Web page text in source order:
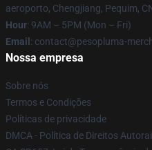
aeroporto, Chengjiang, Pequim,
Hour: 9AM – 5PM (Mon – Fri)
Email : contact@pesopluma-
Nossa empresa
Sobre nós
Termos e Condições
Políticas de privacidade
DMCA - Política de Direitos